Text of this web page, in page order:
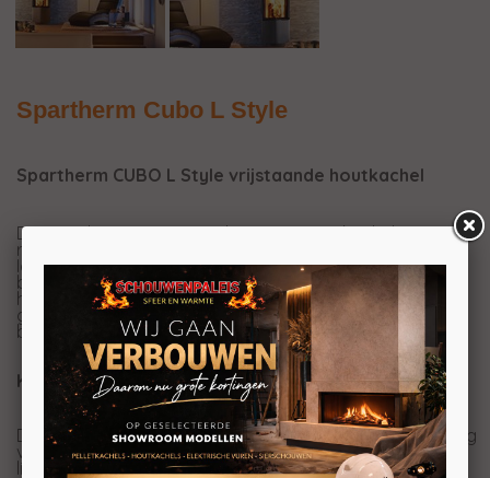
Spartherm Cubo L Style
Spartherm CUBO L Style vrijstaande houtkachel
De Spartherm CUBO L Style is een grote kachel met een
relatief laag nominaal vermogen van ongeveer 6kW.
Ideaal dus in een grote, moderne woonkamer met
bijvoorbeeld vloerverwarming. Deze Spartherm
houtkachel heeft de ideale vorm om in een hoek
geplaatst te worden. Op die manier kunt u ruimte
besparen en u hebt vanuit alle hoeken zicht op het vuur.
Kies uw kleur
Deze Spartherm haard is aan te passen aan de inrichting
van kamer. Kiest u voor het standaard zwart of heeft u
liever terra of meer antraciet? Parelwit is voor een